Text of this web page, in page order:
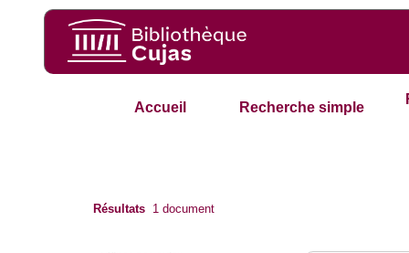
Accueil Recherche simple
Résultats 1 document